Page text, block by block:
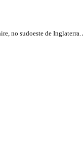
no sudoeste de Inglaterra.